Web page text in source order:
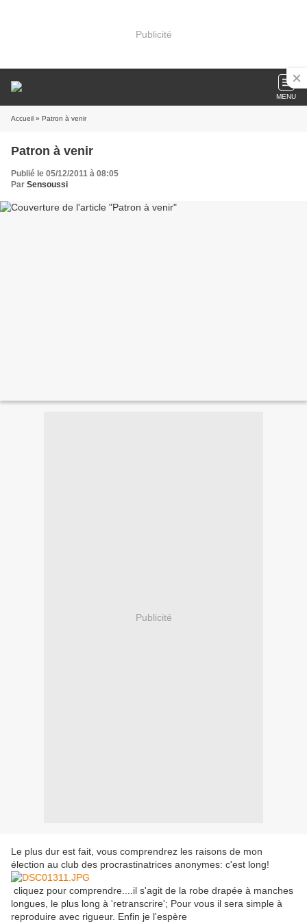
Publicité
MENU
Accueil » Patron à venir
Patron à venir
Publié le 05/12/2011 à 08:05
Par Sensoussi
Publicité
Le plus dur est fait, vous comprendrez les raisons de mon
élection au club des procrastinatrices anonymes: c'est long!
cliquez pour comprendre....il s'agit de la robe drapée à manches
longues, le plus long à 'retranscrire'; Pour vous il sera simple à
reproduire avec rigueur. Enfin je l'espère